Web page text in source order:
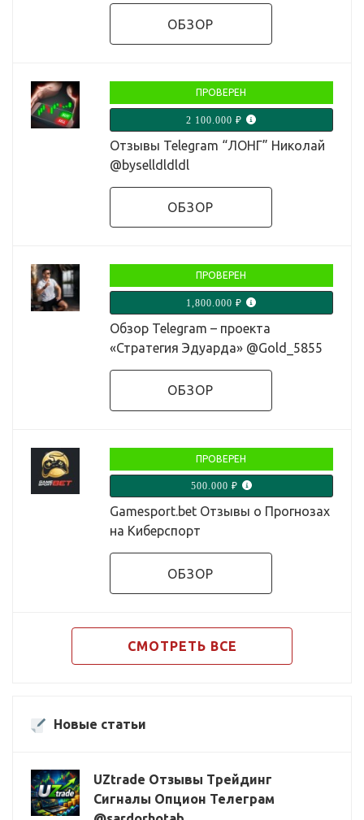
ОБЗОР
ПРОВЕРЕН
2 100.000 ₽
Отзывы Telegram “ЛОНГ” Николай
@byselldldldl
ОБЗОР
ПРОВЕРЕН
1,800.000 ₽
Обзор Telegram – проекта
«Стратегия Эдуарда» @Gold_5855
ОБЗОР
ПРОВЕРЕН
500.000 ₽
Gamesport.bet Отзывы о Прогнозах
на Киберспорт
ОБЗОР
СМОТРЕТЬ ВСЕ
Новые статьи
UZtrade Отзывы Трейдинг
Сигналы Опцион Телеграм